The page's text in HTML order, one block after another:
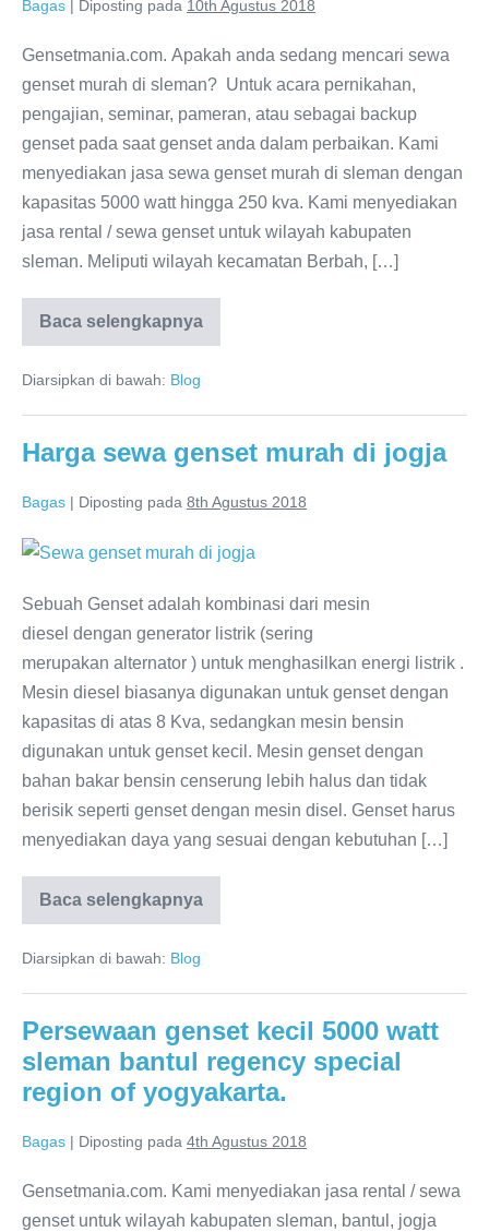
Bagas Diposting pada 10th Agustus 2018
Gensetmania.com. Apakah anda sedang mencari sewa
genset murah di sleman? Untuk acara pernikahan,
pengajian, seminar, pameran, atau sebagai backup
genset pada saat genset anda dalam perbaikan. Kami
menyediakan jasa sewa genset murah di sleman dengan
kapasitas 5000 watt hingga 250 kva. Kami menyediakan
jasa rental / sewa genset untuk wilayah kabupaten
sleman. Meliputi wilayah kecamatan Berbah, […]
Baca selengkapnya
Diarsipkan di bawah: Blog
Harga sewa genset murah di jogja
Bagas | Diposting pada 8th Agustus 2018
Sebuah Genset adalah kombinasi dari mesin
diesel dengan generator listrik (sering
merupakan alternator ) untuk menghasilkan energi listrik .
Mesin diesel biasanya digunakan untuk genset dengan
kapasitas di atas 8 Kva, sedangkan mesin bensin
digunakan untuk genset kecil. Mesin genset dengan
bahan bakar bensin censerung lebih halus dan tidak
berisik seperti genset dengan mesin disel. Genset harus
menyediakan daya yang sesuai dengan kebutuhan […]
Baca selengkapnya
Diarsipkan di bawah: Blog
Persewaan genset kecil 5000 watt
sleman bantul regency special
region of yogyakarta.
Bagas | Diposting pada 4th Agustus 2018
Gensetmania.com. Kami menyediakan jasa rental / sewa
genset untuk wilayah kabupaten sleman, bantul, jogja